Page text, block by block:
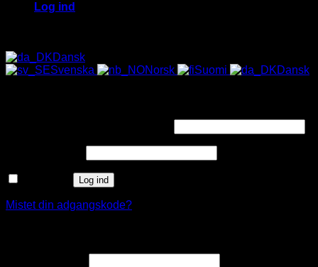
Log ind
Dansk
Svenska
Norsk Suomi Dansk
Log ind
Mistet din adgangskode?